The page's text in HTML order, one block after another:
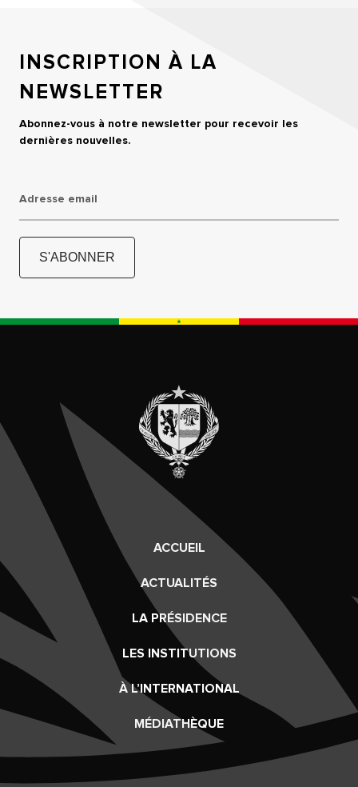
INSCRIPTION À LA
NEWSLETTER
Abonnez-vous à notre newsletter pour recevoir les
dernières nouvelles.
Adresse email
S'ABONNER
ACCUEIL
ACTUALITÉS
LA PRÉSIDENCE
LES INSTITUTIONS
À L’INTERNATIONAL
MÉDIATHÈQUE